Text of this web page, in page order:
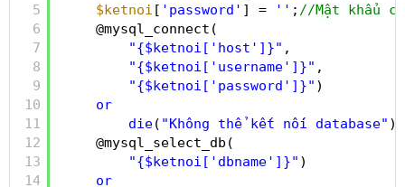
5
6
7
8
9
10
11
12
13
14
$ketnoi [ 'password' ] = '' ; //Mật khẩu
@mysql_connect(
"{$ketnoi['host']}" ,
"{$ketnoi['username']}" ,
"{$ketnoi['password']}" )
or
die( "Không thể kết nối database" );
@mysql_select_db(
"{$ketnoi['dbname']}" )
or